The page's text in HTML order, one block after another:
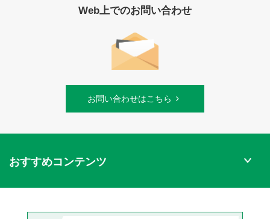
Web上でのお問い合わせ
お問い合わせはこちら
おすすめコンテンツ